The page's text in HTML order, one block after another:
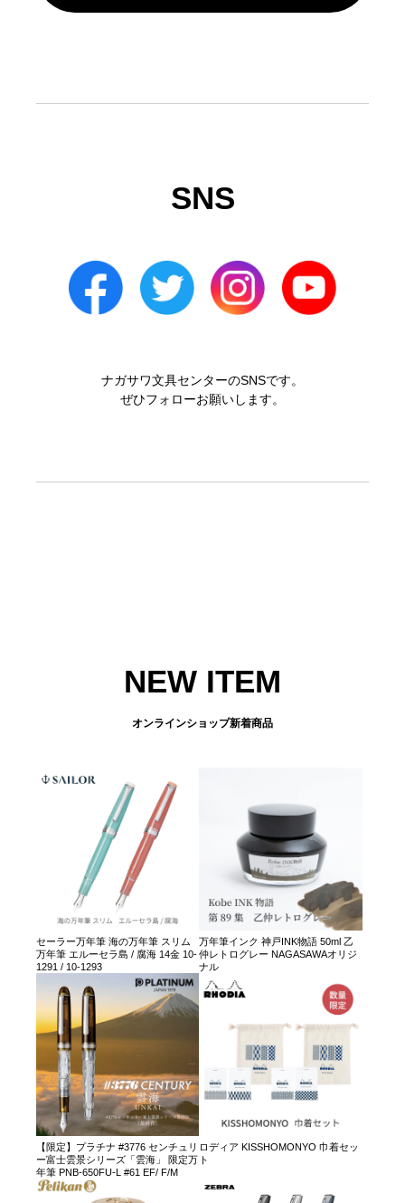
SNS
ナガサワ文具センターのSNSです。
ぜひフォローお願いします。
NEW ITEM
オンラインショップ新着商品
セーラー万年筆 海の万年筆 スリム
万年筆 エルーセラ島 / 腐海 14金 10-
1291 / 10-1293
万年筆インク 神戸INK物語 50ml 乙
仲レトログレー NAGASAWAオリジ
ナル
【限定】プラチナ #3776 センチュリ
ー富士雲景シリーズ「雲海」 限定万
年筆 PNB-650FU-L #61 EF/ F/M
ロディア KISSHOMONYO 巾着セッ
ト